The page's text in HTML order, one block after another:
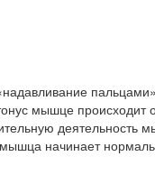
мышце происходит
деятельность
мышца начинает